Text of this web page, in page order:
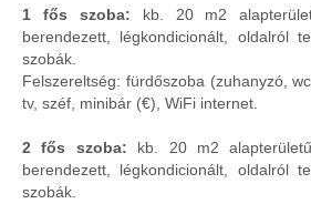
1 fős szoba: kb. 20 m2
berendezett, légkondicionált, oldalról
szobák.
Felszereltség: fürdőszoba (zuhanyzó,
tv, széf, minibár (€), WiFi internet.
2 fős szoba: kb. 20 m2
berendezett, légkondicionált, oldalról
szobák.